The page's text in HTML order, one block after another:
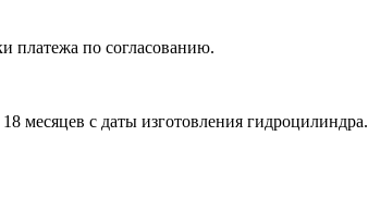
платежа по согласованию.
месяцев с даты изготовления гидроцилиндра.